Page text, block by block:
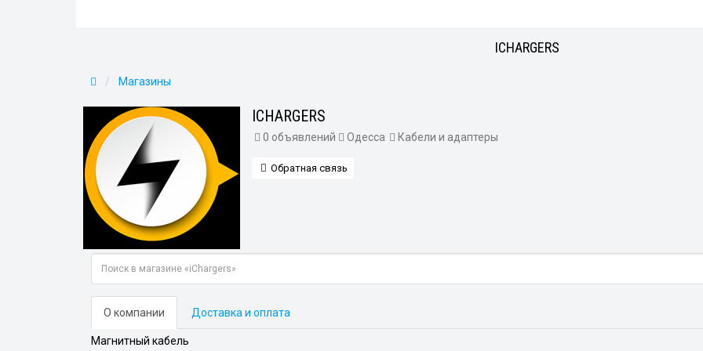
ICHARGERS
Магазины
ICHARGERS
0 объявлений Одесса Кабели и адаптеры
Обратная связь
О компании Доставка и оплата
Магнитный кабель